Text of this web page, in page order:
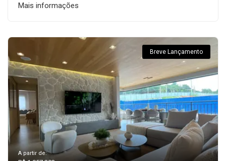
Mais informações
Breve Lançamento
A partir de: